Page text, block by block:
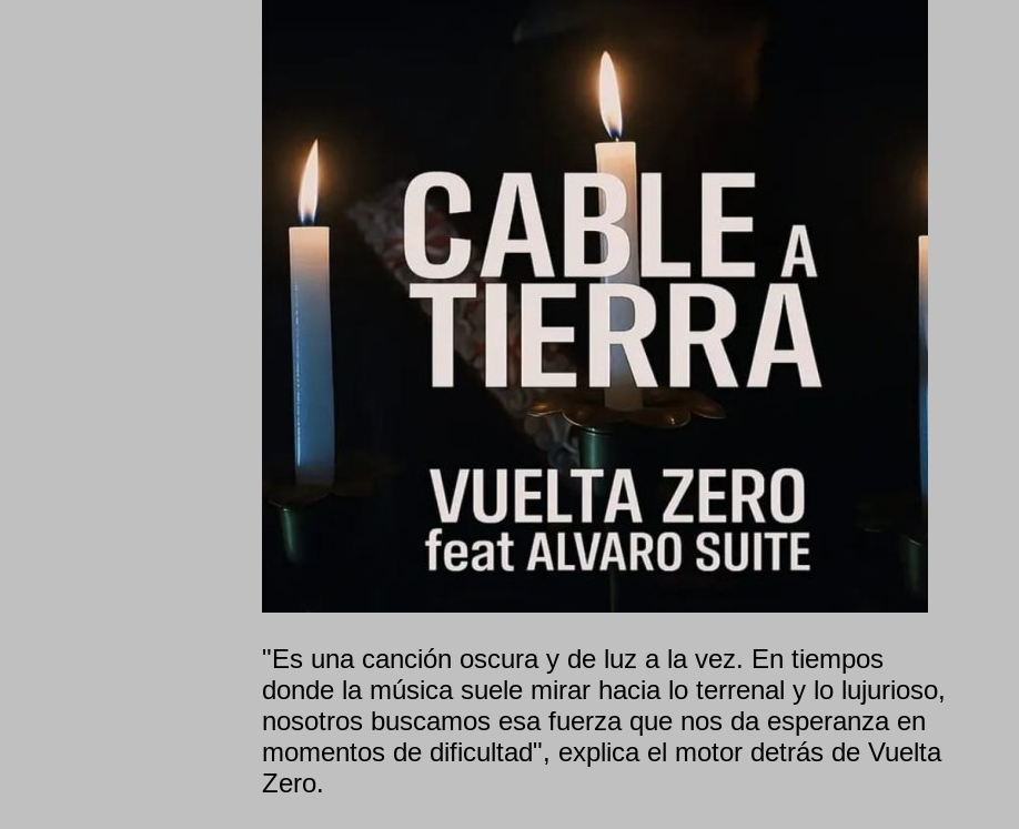
"Es una canción oscura y de luz a la vez. En tiempos
donde la música suele mirar hacia lo terrenal y lo lujurioso,
nosotros buscamos esa fuerza que nos da esperanza en
momentos de dificultad", explica el motor detrás de Vuelta
Zero.